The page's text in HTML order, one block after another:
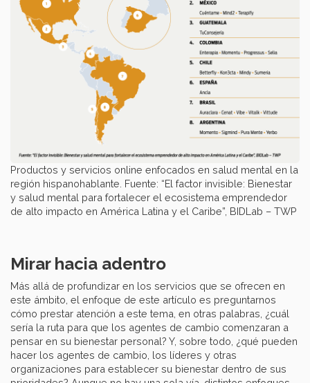
Productos y servicios online enfocados en salud mental en la
región hispanohablante. Fuente: “El factor invisible: Bienestar
y salud mental para fortalecer el ecosistema emprendedor
de alto impacto en América Latina y el Caribe”, BIDLab – TWP
Mirar hacia adentro
Más allá de profundizar en los servicios que se ofrecen en
este ámbito, el enfoque de este artículo es preguntarnos
cómo prestar atención a este tema, en otras palabras, ¿cuál
sería la ruta para que los agentes de cambio comenzaran a
pensar en su bienestar personal? Y, sobre todo, ¿qué pueden
hacer los agentes de cambio, los líderes y otras
organizaciones para establecer su bienestar dentro de sus